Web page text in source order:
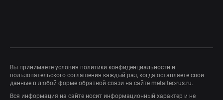
Вы принимаете условия политики конфиденциальности и
пользовательского соглашения каждый раз, когда оставляете свои
данные в любой форме обратной связи на сайте metaltec-rus.ru.
Вся информация на сайте носит информационный характер и не